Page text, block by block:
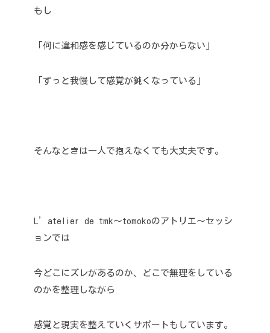
もし
「何に違和感を感じているのか分からない」
「ずっと我慢して感覚が鈍くなっている」
そんなときは一人で抱えなくても大丈夫です。
L’atelier de tmk〜tomokoのアトリエ〜セッシ
ョンでは
今どこにズレがあるのか、どこで無理をしている
のかを整理しながら
感覚と現実を整えていくサポートもしています。